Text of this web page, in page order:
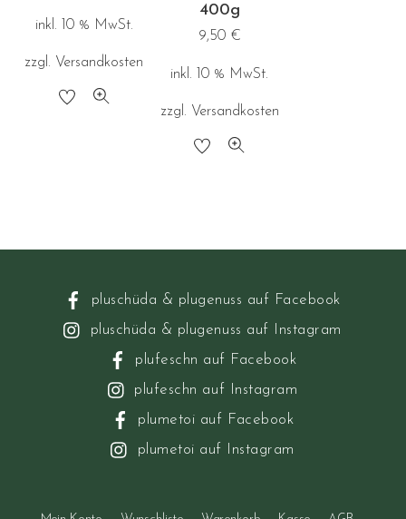
inkl. 10 % MwSt.
zzgl. Versandkosten
400g
9,50 €
inkl. 10 % MwSt.
zzgl. Versandkosten
pluschüda & plugenuss auf Facebook
pluschüda & plugenuss auf Instagram
plufeschn auf Facebook
plufeschn auf Instagram
plumetoi auf Facebook
plumetoi auf Instagram